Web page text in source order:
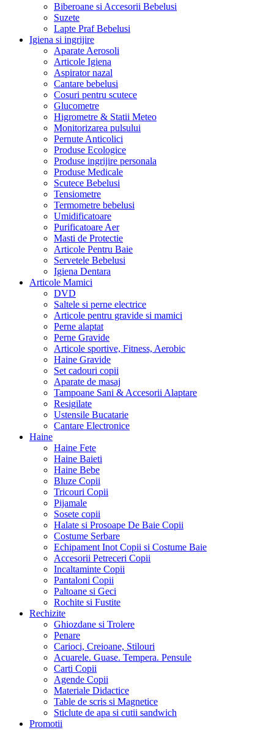
Biberoane si Accesorii Bebelusi
Suzete
Lapte Praf Bebelusi
Igiena si ingrijire
Aparate Aerosoli
Articole Igiena
Aspirator nazal
Cantare bebelusi
Cosuri pentru scutece
Glucometre
Higrometre & Statii Meteo
Monitorizarea pulsului
Pernute Anticolici
Produse Ecologice
Produse ingrijire personala
Produse Medicale
Scutece Bebelusi
Tensiometre
Termometre bebelusi
Umidificatoare
Purificatoare Aer
Masti de Protectie
Articole Pentru Baie
Servetele Bebelusi
Igiena Dentara
Articole Mamici
DVD
Saltele si perne electrice
Articole pentru gravide si mamici
Perne alaptat
Perne Gravide
Articole sportive, Fitness, Aerobic
Haine Gravide
Set cadouri copii
Aparate de masaj
Tampoane Sani & Accesorii Alaptare
Resigilate
Ustensile Bucatarie
Cantare Electronice
Haine
Haine Fete
Haine Baieti
Haine Bebe
Bluze Copii
Tricouri Copii
Pijamale
Sosete copii
Halate si Prosoape De Baie Copii
Costume Serbare
Echipament Inot Copii si Costume Baie
Accesorii Petreceri Copii
Incaltaminte Copii
Pantaloni Copii
Paltoane si Geci
Rochite si Fustite
Rechizite
Ghiozdane si Trolere
Penare
Carioci, Creioane, Stilouri
Acuarele. Guase. Tempera. Pensule
Carti Copii
Agende Copii
Materiale Didactice
Table de scris si Magnetice
Sticlute de apa si cutii sandwich
Promotii